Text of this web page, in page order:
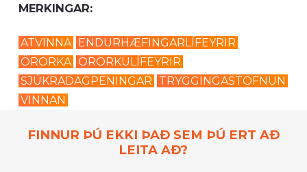
MERKINGAR:
ATVINNA ENDURHÆFINGARLÍFEYRIR
ÖRORKA ÖRORKULÍFEYRIR
SJÚKRADAGPENINGAR
TRYGGINGASTOFNUN
VINNAN
FINNUR ÞÚ EKKI ÞAÐ SEM ÞÚ ERT AÐ
LEITA AÐ?